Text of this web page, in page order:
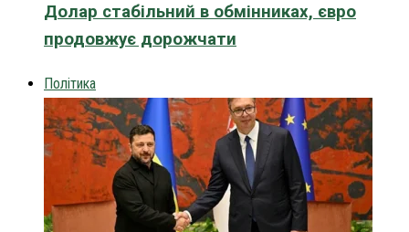
Долар стабільний в обмінниках, євро
продовжує дорожчати
Політика